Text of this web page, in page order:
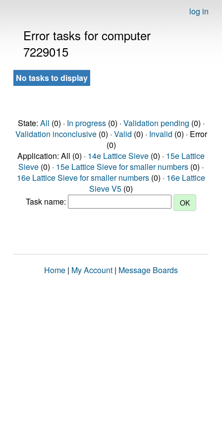
log in
Error tasks for computer
7229015
No tasks to display
State: All (0) · In progress(0) · Validation pending (0) ·
Validation inconclusive(0) · Valid (0) · Invalid (0) · Error
(0)
Application: All (0) · 14e Lattice Sieve (0) · 15e Lattice
Sieve (0) · 15e Lattice Sieve for smaller numbers (0) ·
16e Lattice Sieve for smaller numbers (0) · 16e Lattice
Sieve V5 (0)
Task name:
Home | My Account | Message Boards